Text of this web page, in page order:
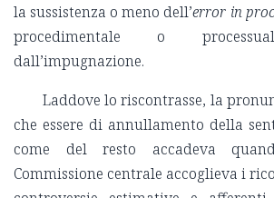
la sussistenza o meno dell’error in
procedimentale o
dall’impugnazione.
Laddove lo riscontrasse, la
che essere di annullamento della
come del resto accadeva
Commissione centrale accoglieva i